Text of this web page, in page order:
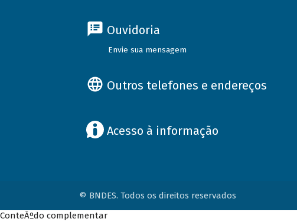
Ouvidoria
Envie sua mensagem
Outros telefones e endereços
Acesso à informação
© BNDES. Todos os direitos reservados
ConteÃºdo complementar